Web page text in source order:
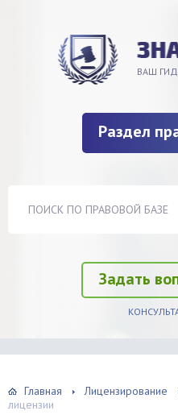
ВАШ
Раздел
Задать
Главная Лицензирование
лицензии